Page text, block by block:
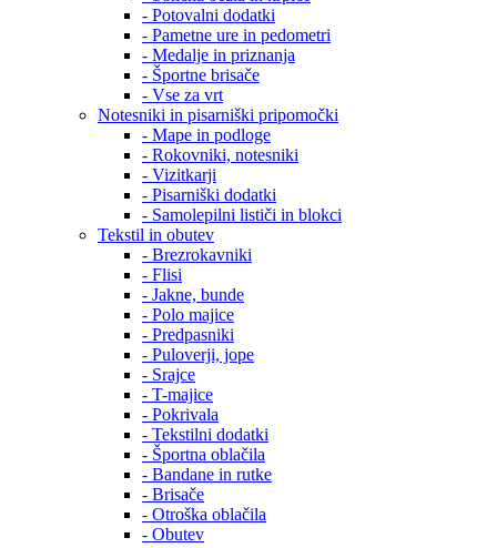
- Potovalni dodatki
- Pametne ure in pedometri
- Medalje in priznanja
- Športne brisače
- Vse za vrt
Notesniki in pisarniški pripomočki
- Mape in podloge
- Rokovniki, notesniki
- Vizitkarji
- Pisarniški dodatki
- Samolepilni lističi in blokci
Tekstil in obutev
- Brezrokavniki
- Flisi
- Jakne, bunde
- Polo majice
- Predpasniki
- Puloverji, jope
- Srajce
- T-majice
- Pokrivala
- Tekstilni dodatki
- Športna oblačila
- Bandane in rutke
- Brisače
- Otroška oblačila
- Obutev